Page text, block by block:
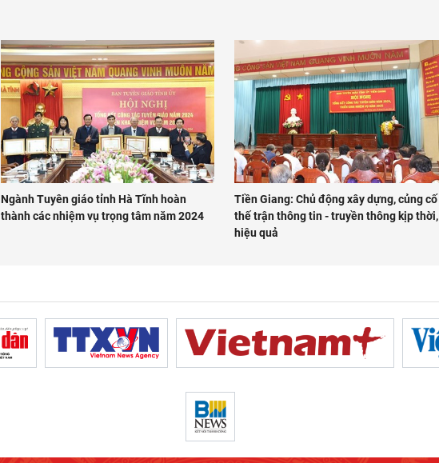
Ngành Tuyên giáo tỉnh Hà Tĩnh hoàn
thành các nhiệm vụ trọng tâm năm 2024
Tiền Giang: Chủ động xây dựng, củng cố
thế trận thông tin - truyền thông kịp thời,
hiệu quả